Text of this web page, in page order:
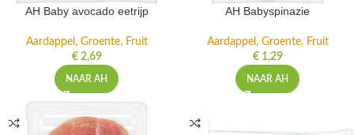
AH Baby avocado eetrijp
Aardappel, Groente, Fruit
€2,69
NAAR AH
AH Babyspinazie
Aardappel, Groente, Fruit
€1,29
NAAR AH